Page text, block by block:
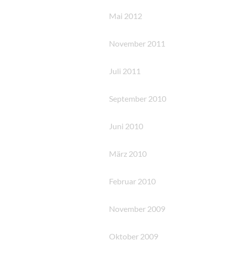
Mai 2012
November 2011
Juli 2011
September 2010
Juni 2010
März 2010
Februar 2010
November 2009
Oktober 2009